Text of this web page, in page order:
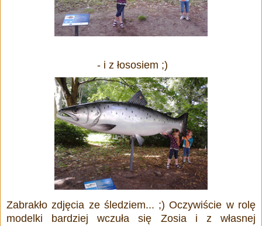
- i z łososiem ;)
Zabrakło zdjęcia ze śledziem... ;) Oczywiście w rolę
modelki bardziej wczuła się Zosia i z własnej